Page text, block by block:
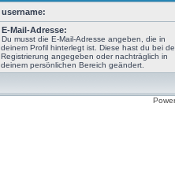
username:
E-Mail-Adresse:
Du musst die E-Mail-Adresse angeben, die in
deinem Profil hinterlegt ist. Diese hast du bei
Registrierung angegeben oder nachträglich in
deinem persönlichen Bereich geändert.